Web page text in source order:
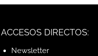
ACCESOS DIRECTOS:
Newsletter